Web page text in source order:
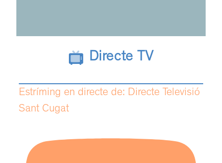
Directe TV
Estríming en directe de: Directe Televisió
Sant Cugat